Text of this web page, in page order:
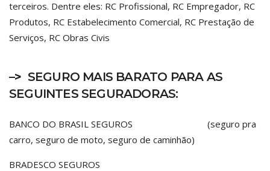
terceiros. Dentre eles: RC Profissional, RC Empregador, RC
Produtos, RC Estabelecimento Comercial, RC Prestação de
Serviços, RC Obras Civis
–> SEGURO MAIS BARATO PARA AS
SEGUINTES SEGURADORAS:
BANCO DO BRASIL SEGUROS (seguro pra
carro, seguro de moto, seguro de caminhão)
BRADESCO SEGUROS